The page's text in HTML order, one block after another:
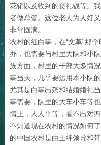
花销以及收到的丧礼钱等。
者做总管。这位老人为人好
非常圆满。
农村的红白事，在“文革”那
办，也需要与村里大队和小
族方面，村里的干部大多情
事当天，几乎要运用本小队
尤其是白事出殡和结婚婚礼
事需要，队里的大车小车等
情上，人人平等，看不出对四
不知道现在农村的情况如何
的中国农村是由士绅领导和